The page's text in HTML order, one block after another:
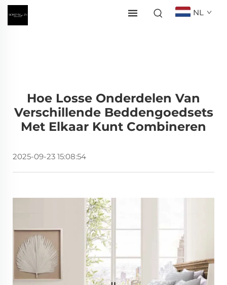
NL
Hoe Losse Onderdelen Van
Verschillende Beddengoedsets
Met Elkaar Kunt Combineren
2025-09-23 15:08:54